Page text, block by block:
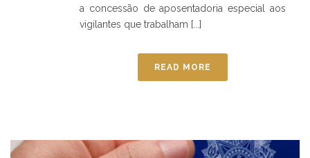
a concessão de aposentadoria especial aos
vigilantes que trabalham [...]
READ MORE